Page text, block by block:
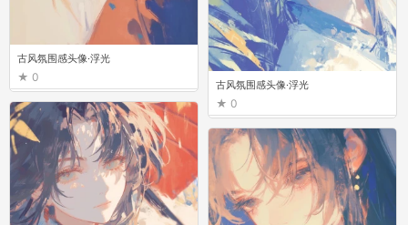
古风氛围感头像·浮光
0
古风氛围感头像·浮光
0